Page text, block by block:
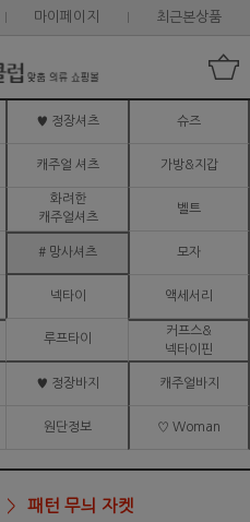
마이페이지 최근본상품
♥ 정장셔츠 슈즈
캐주얼 셔츠 가방&지갑
화려한
캐주얼셔츠
벨트
# 망사셔츠 모자
넥타이 액세서리
루프타이
커프스&
넥타이핀
♥ 정장바지 캐주얼바지
원단정보 ♡ Woman
패턴 무늬 자켓